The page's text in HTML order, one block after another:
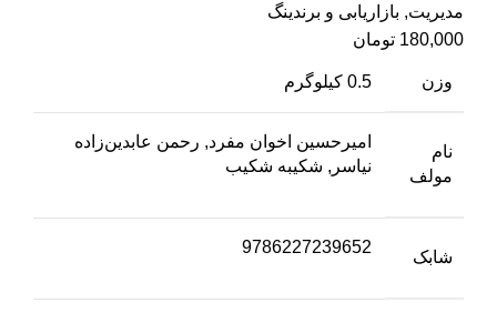
مدیریت, بازاریابی و برندینگ
180,000 تومان
وزن 0.5 کیلوگرم
نام
مولف
امیرحسین اخوان مفرد, رحمن عابدین‌زاده
نیاسر, شکیبه شکیب
شابک
9786227239652